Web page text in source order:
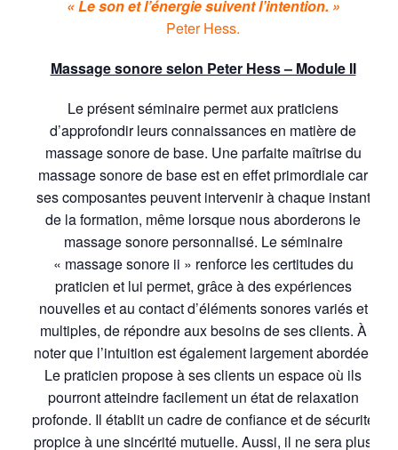
« Le son et l’énergie suivent l’intention. »
Peter Hess.
Massage sonore selon Peter Hess – Module II
Le présent séminaire permet aux praticiens
d’approfondir leurs connaissances en matière de
massage sonore de base. Une parfaite maîtrise du
massage sonore de base est en effet primordiale car
ses composantes peuvent intervenir à chaque instant
de la formation, même lorsque nous aborderons le
massage sonore personnalisé. Le séminaire
« massage sonore ii » renforce les certitudes du
praticien et lui permet, grâce à des expériences
nouvelles et au contact d’éléments sonores variés et
multiples, de répondre aux besoins de ses clients. À
noter que l’intuition est également largement abordée.
Le praticien propose à ses clients un espace où ils
pourront atteindre facilement un état de relaxation
profonde. Il établit un cadre de confiance et de sécurité
propice à une sincérité mutuelle. Aussi, il ne sera plus